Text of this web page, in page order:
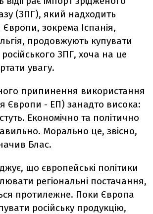
(ЗПГ), який надходить
зокрема Іспанія,
продовжують купувати
ЗПГ, хоча на це
увагу.
припинення використання
Європи - ЕП) занадто висока:
Економічно та політично
Морально це, звісно,
Блас.
що європейські політики
регіональні постачання,
протилежне. Поки Європа
російську продукцію,